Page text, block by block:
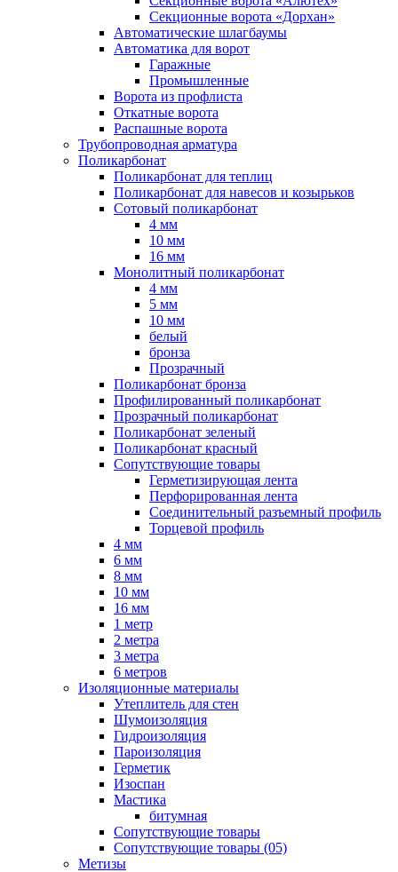
Секционные ворота «Дорхан»
Автоматические шлагбаумы
Автоматика для ворот
Гаражные
Промышленные
Ворота из профлиста
Откатные ворота
Распашные ворота
Трубопроводная арматура
Поликарбонат
Поликарбонат для теплиц
Поликарбонат для навесов и козырьков
Сотовый поликарбонат
4 мм
10 мм
16 мм
Монолитный поликарбонат
4 мм
5 мм
10 мм
белый
бронза
Прозрачный
Поликарбонат бронза
Профилированный поликарбонат
Прозрачный поликарбонат
Поликарбонат зеленый
Поликарбонат красный
Сопутствующие товары
Герметизирующая лента
Перфорированная лента
Соединительный разъемный профиль
Торцевой профиль
4 мм
6 мм
8 мм
10 мм
16 мм
1 метр
2 метра
3 метра
6 метров
Изоляционные материалы
Утеплитель для стен
Шумоизоляция
Гидроизоляция
Пароизоляция
Герметик
Изоспан
Мастика
битумная
Сопутствующие товары
Сопутствующие товары (05)
Метизы